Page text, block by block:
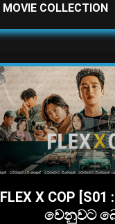
MOVIE COLLECTION
FLEX X COP
වෙනුවට